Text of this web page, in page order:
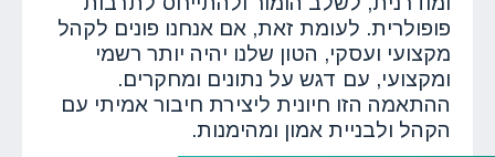
פופולרית. לעומת זאת, אם אנחנו פונים לקהל
מקצועי ועסקי, הטון שלנו יהיה יותר רשמי
ומקצועי, עם דגש על נתונים ומחקרים.
ההתאמה הזו חיונית ליצירת חיבור אמיתי עם
הקהל ולבניית אמון ומהימנות.